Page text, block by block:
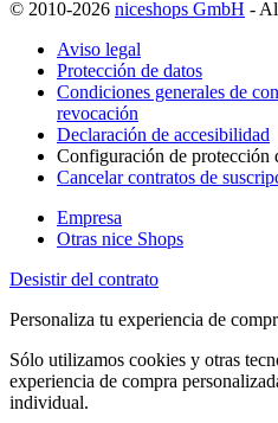
© 2010-2026 niceshops GmbH -
Aviso legal
Protección de datos
Condiciones generales de
revocación
Declaración de accesibilidad
Configuración de protección
Cancelar contratos de
Empresa
Otras nice Shops
Desistir del contrato
Personaliza tu experiencia de
Sólo utilizamos cookies y otras
experiencia de compra
individual.